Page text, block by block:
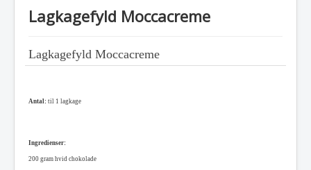
Lagkagefyld Moccacreme
Lagkagefyld Moccacreme
Antal: til 1 lagkage
Ingredienser:
200 gram hvid chokolade